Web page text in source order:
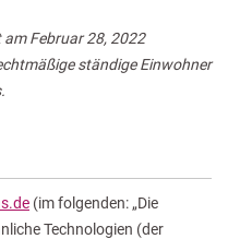
am Februar 28, 2022
ständige Einwohner
(im folgenden: „Die
Technologien (der